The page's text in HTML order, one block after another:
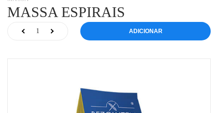
MASSA ESPIRAIS
ADICIONAR